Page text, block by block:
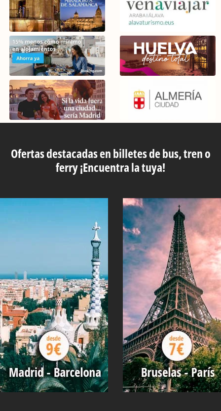
Ofertas destacadas en billetes de bus, tren o
ferry ¡Encuentra la tuya!